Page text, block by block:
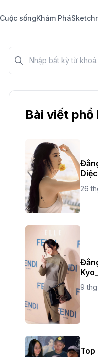
Cuộc sốngKhám Phá
Tìm kiếm?>
Bài viết phổ
đỉnh
26
sắc
9
Top